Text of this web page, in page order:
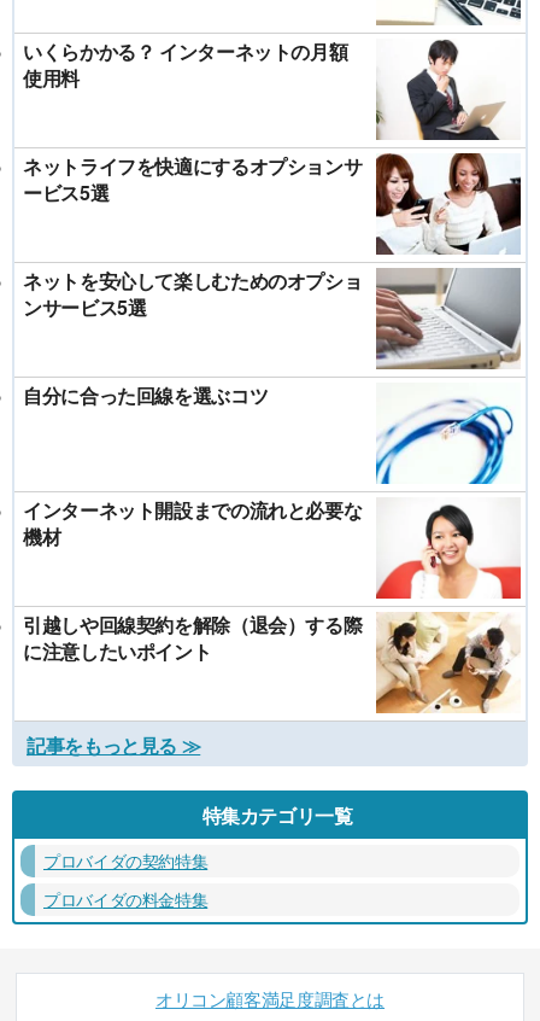
いくらかかる？ インターネットの月額
使用料
ネットライフを快適にするオプションサ
ービス5選
ネットを安心して楽しむためのオプショ
ンサービス5選
自分に合った回線を選ぶコツ
インターネット開設までの流れと必要な
機材
引越しや回線契約を解除（退会）する際
に注意したいポイント
記事をもっと見る ≫
特集カテゴリ一覧
プロバイダの契約特集
プロバイダの料金特集
オリコン顧客満足度調査とは